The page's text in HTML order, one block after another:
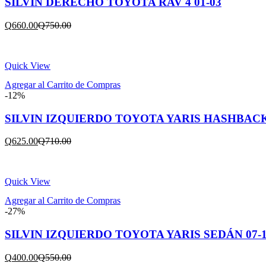
Q660.00Current
Q750.00Original
Quick View
Agregar al Carrito de Compras
-12%
SILVIN IZQUIERDO TOYOTA YARIS
Q625.00Current
Q710.00Original
Quick View
Agregar al Carrito de Compras
-27%
SILVIN IZQUIERDO TOYOTA YARIS SEDÁN 07-
Q400.00Current
Q550.00Original